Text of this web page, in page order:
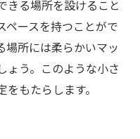
きる場所を設けること
ペースを持つことがで
場所には柔らかいマッ
ょう。このような小さ
もたらします。